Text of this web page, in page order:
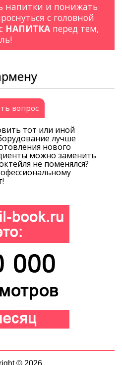
напитки и понижать
с головной
НАПИТКА перед тем,
вопрос
тот или иной
лучше
нового
можно заменить
не поменялся?